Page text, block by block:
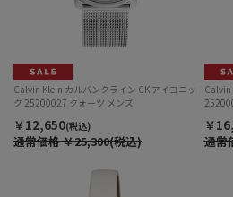
Calvin Klein カルバンクライン CK アイコニッ
ク 25200027 クォーツ メンズ
￥12,650(税込)
通常価格￥25,300(税込)
Calvin
￥
通常